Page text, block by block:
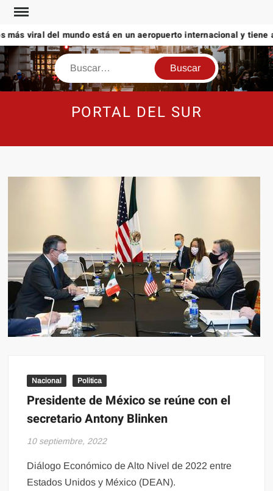
Saltar
contenidoviral del mundo está en un aeropuerto internacional y tiene
Buscar
PORTAL DEL SUR
Nacional Politica
Presidente de México se reúne con el
secretario Antony Blinken
10 septiembre, 2022
Diálogo Económico de Alto Nivel de 2022 entre
Estados Unidos y México (DEAN).